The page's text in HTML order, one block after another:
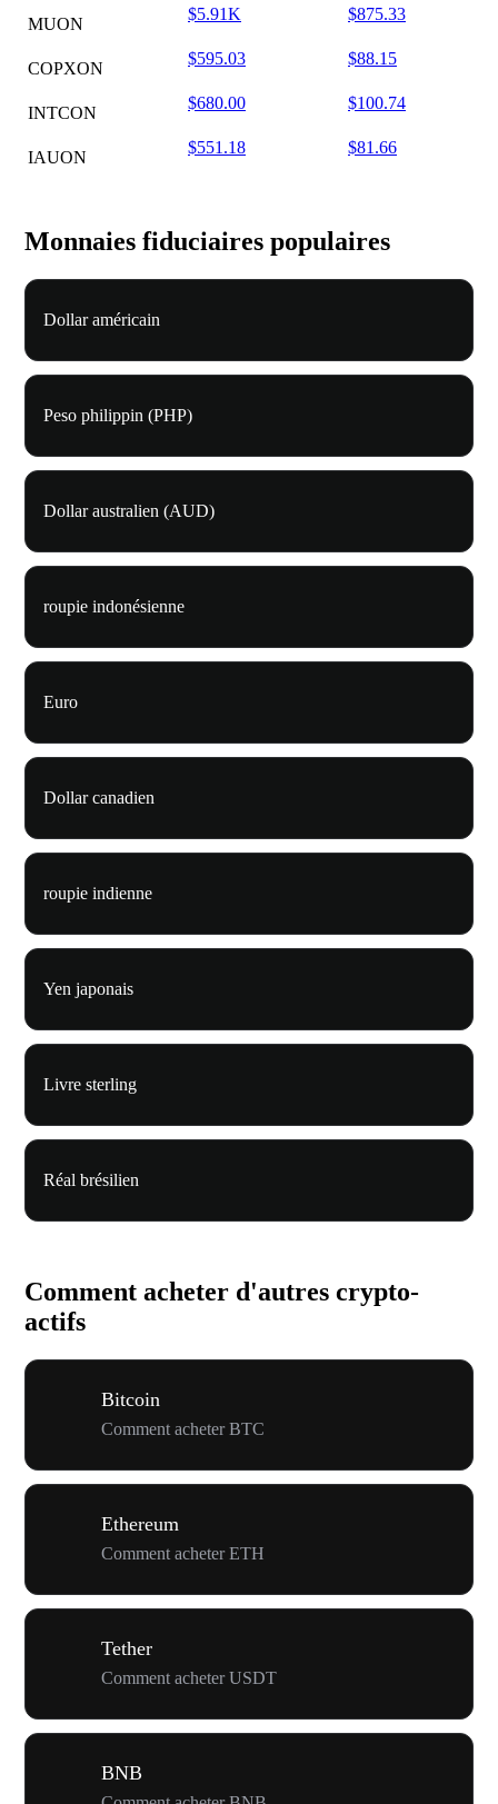
MUON
$5.91K $875.33
COPXON
$595.03 $88.15
INTCON
$680.00 $100.74
IAUON
$551.18 $81.66
Monnaies fiduciaires populaires
Dollar américain
Peso philippin (PHP)
Dollar australien (AUD)
roupie indonésienne
Euro
Dollar canadien
roupie indienne
Yen japonais
Livre sterling
Réal brésilien
Comment acheter d'autres crypto-
actifs
Bitcoin
Comment acheter BTC
Ethereum
Comment acheter ETH
Tether
Comment acheter USDT
BNB